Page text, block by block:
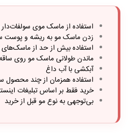
استفاده از ماسک موی سولفات‌دار
زدن ماسک مو به ریشه و پوست
استفاده بیش از حد از ماسک‌های
ماندن طولانی ماسک مو روی
آبکشی با آب داغ
استفاده همزمان از چند محصول
خرید فقط بر اساس تبلیغات
بی‌توجهی به نوع مو قبل از خرید